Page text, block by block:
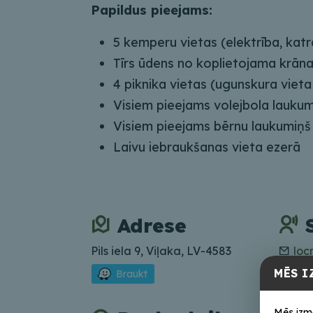
Papildus pieejams:
5 kemperu vietas (elektrība,
Tīrs ūdens no koplietojama krāna
4 piknika vietas (ugunskura
Visiem pieejams volejbola
Visiem pieejams bērnu laukumiņš
Laivu iebraukšanas vieta ezerā
Adrese
Pils iela 9, Viļaka, LV-4583
Braukt MĒS